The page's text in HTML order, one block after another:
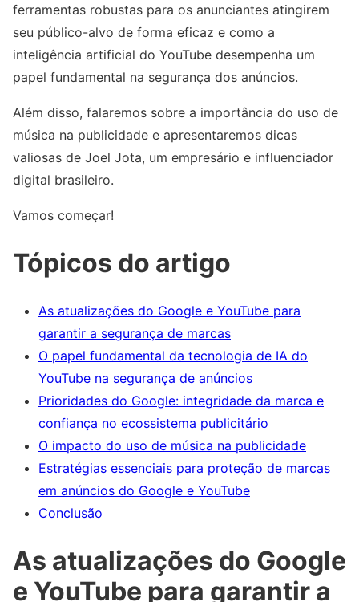
ferramentas robustas para os anunciantes atingirem
seu público-alvo de forma eficaz e como a
inteligência artificial do YouTube desempenha um
papel fundamental na segurança dos anúncios.
Além disso, falaremos sobre a importância do uso de
música na publicidade e apresentaremos dicas
valiosas de Joel Jota, um empresário e influenciador
digital brasileiro.
Vamos começar!
Tópicos do artigo
As atualizações do Google e YouTube para
garantir a segurança de marcas
O papel fundamental da tecnologia de IA do
YouTube na segurança de anúncios
Prioridades do Google: integridade da marca e
confiança no ecossistema publicitário
O impacto do uso de música na publicidade
Estratégias essenciais para proteção de marcas
em anúncios do Google e YouTube
Conclusão
As atualizações do Google
e YouTube para garantir a